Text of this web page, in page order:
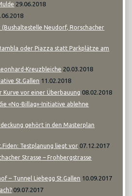
29.06.2018
Neudorf, Rorschacher
oder Piazza statt Parkplätze am
Kreuzbleiche 20.03.2018
St.Gallen 11.02.2018
Kurve vor einer Überbauung 08.02.2018
«No-Billag»-Initiative ablehne
gehört in den Masterplan
Testplanung liegt vor 07.12.2017
Strasse – Frohbergstrasse
– Tunnel Liebegg St.Gallen 10.09.2017
09.07.2017